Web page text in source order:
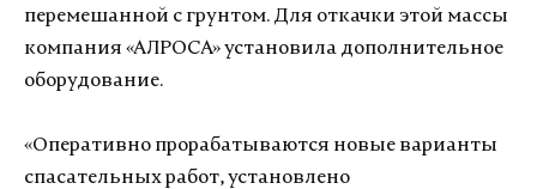
перемешанной с грунтом. Для откачки этой массы
компания «АЛРОСА» установила дополнительное
оборудование.
«Оперативно прорабатываются новые варианты
спасательных работ, установлено